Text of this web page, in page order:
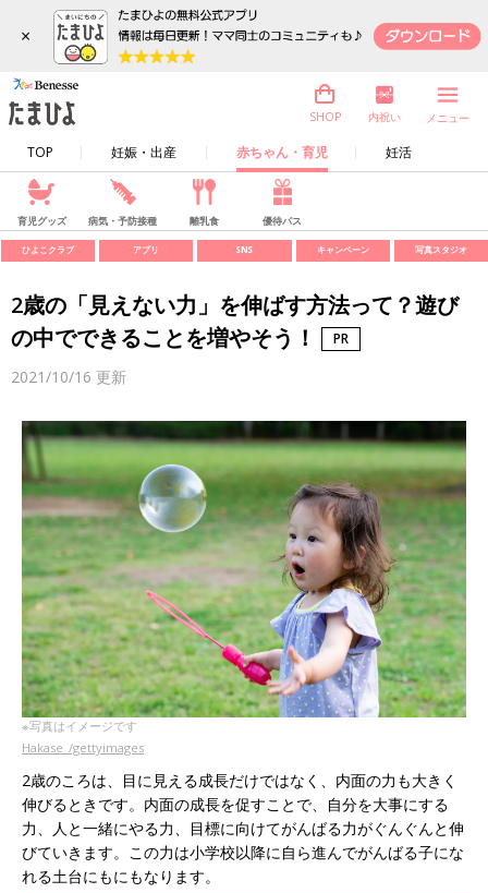
×
TOP 妊娠・出産 赤ちゃん・育児 妊活
SHOP 内祝い メニュー
育児グッズ 病気・予防接種 離乳食 優待パス
ひよこクラブ アプリ SNS キャンペーン 写真スタジオ
2歳の「見えない力」を伸ばす方法って？遊び
の中でできることを増やそう！
2021/10/16 更新
※写真はイメージです
Hakase_/gettyimages
2歳のころは、目に見える成長だけではなく、内面の力も大きく
伸びるときです。内面の成長を促すことで、自分を大事にする
力、人と一緒にやる力、目標に向けてがんばる力がぐんぐんと伸
びていきます。この力は小学校以降に自ら進んでがんばる子にな
れる土台にもにもなります。